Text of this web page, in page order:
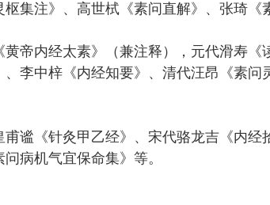
集注》、高世栻《素问直解》、张琦《
帝内经太素》（兼注释），元代滑寿《
李中梓《内经知要》、清代汪昂《素问
谧《针灸甲乙经》、宋代骆龙吉《内经
病机气宜保命集》等。